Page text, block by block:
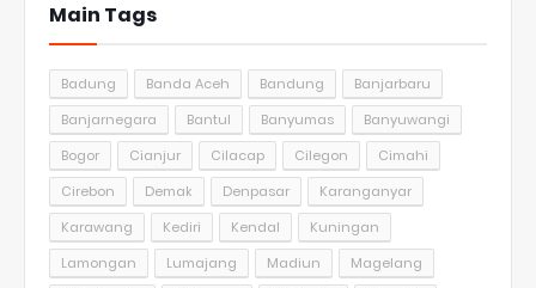
Main Tags
Badung Banda Aceh Bandung
Banjarbaru
Banjarnegara
Bantul Banyumas
Banyuwangi
Bogor
Cianjur Cilacap Cilegon
Cimahi
Cirebon
Demak Denpasar
Karanganyar
Karawang
Kediri Kendal
Kuningan
Lamongan
Lumajang Madiun
Magelang